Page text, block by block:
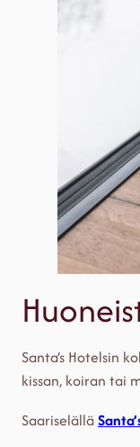
Santa’s Hotelsin
kissan, koiran tai
Saariselällä